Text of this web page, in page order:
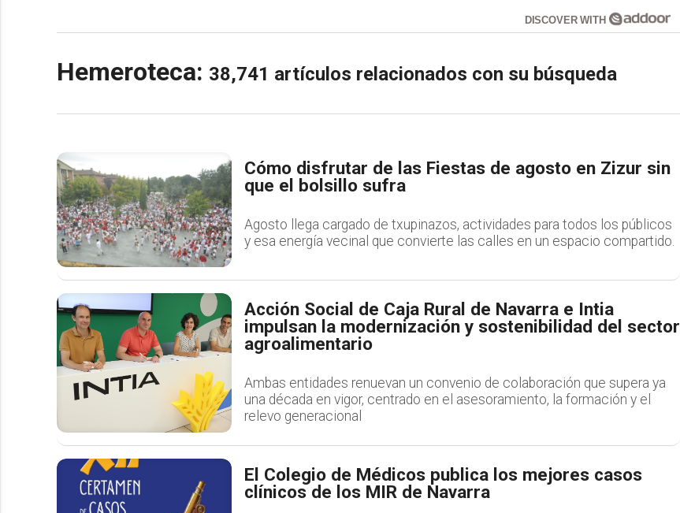
DISCOVER WITH
Hemeroteca: 38,741 artículos relacionados con su búsqueda
Cómo disfrutar de las Fiestas de agosto en Zizur sin
que el bolsillo sufra
Agosto llega cargado de txupinazos, actividades para todos los públicos
y esa energía vecinal que convierte las calles en un espacio compartido.
Acción Social de Caja Rural de Navarra e Intia
impulsan la modernización y sostenibilidad del sector
agroalimentario
Ambas entidades renuevan un convenio de colaboración que supera ya
una década en vigor, centrado en el asesoramiento, la formación y el
relevo generacional
El Colegio de Médicos publica los mejores casos
clínicos de los MIR de Navarra